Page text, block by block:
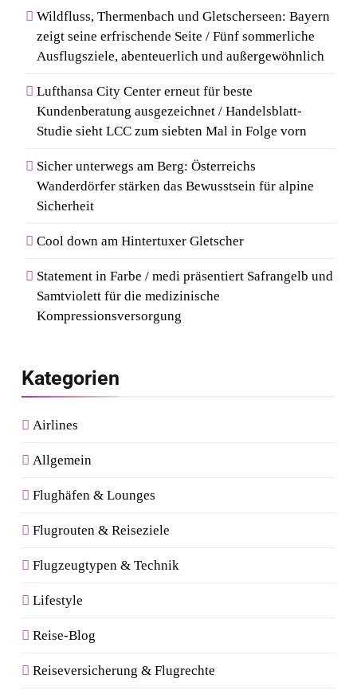
Wildfluss, Thermenbach und Gletscherseen: Bayern
zeigt seine erfrischende Seite / Fünf sommerliche
Ausflugsziele, abenteuerlich und außergewöhnlich
Lufthansa City Center erneut für beste
Kundenberatung ausgezeichnet / Handelsblatt-
Studie sieht LCC zum siebten Mal in Folge vorn
Sicher unterwegs am Berg: Österreichs
Wanderdörfer stärken das Bewusstsein für alpine
Sicherheit
Cool down am Hintertuxer Gletscher
Statement in Farbe / medi präsentiert Safrangelb und
Samtviolett für die medizinische
Kompressionsversorgung
Kategorien
Airlines
Allgemein
Flughäfen & Lounges
Flugrouten & Reiseziele
Flugzeugtypen & Technik
Lifestyle
Reise-Blog
Reiseversicherung & Flugrechte